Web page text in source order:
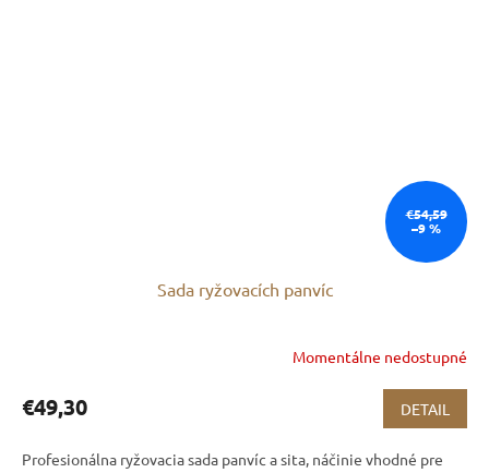
€54,59
–9 %
Sada ryžovacích panvíc
Momentálne nedostupné
€49,30 DETAIL
Profesionálna ryžovacia sada panvíc a sita, náčinie vhodné pre